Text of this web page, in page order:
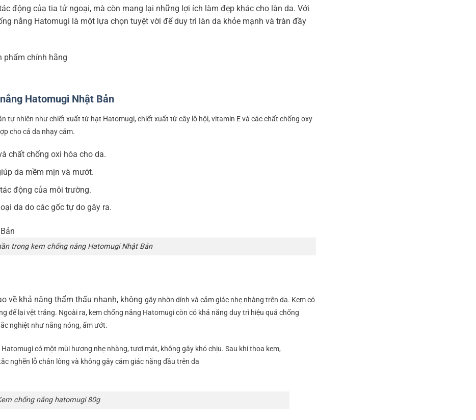
động của tia tử ngoại, mà còn mang lại những lợi ích làm đẹp khác cho làn da. Với
nắng Hatomugi là một lựa chọn tuyệt vời để duy trì làn da khỏe mạnh và tràn đầy
Hatomugi Nhật Bản
tự nhiên như chiết xuất từ hạt Hatomugi, chiết xuất từ cây lô hội, vitamin E và các chất chống oxy
cho cả da nhạy cảm.
chất chống oxi hóa cho da.
da mềm mịn và mướt.
động của môi trường.
da do các gốc tự do gây ra.
trong kem chống nắng Hatomugi Nhật Bản
về khả năng thẩm thấu nhanh, không gây nhờn dính và cảm giác nhẹ nhàng trên da. Kem có
để lại vệt trắng. Ngoài ra, kem chống nắng Hatomugi còn có khả năng duy trì hiệu quả chống
nghiệt như nắng nóng, ẩm ướt.
có một mùi hương nhẹ nhàng, tươi mát, không gây khó chịu. Sau khi thoa kem,
nghẽn lỗ chân lông và không gây cảm giác nặng đầu trên da
chống nắng hatomugi 80g